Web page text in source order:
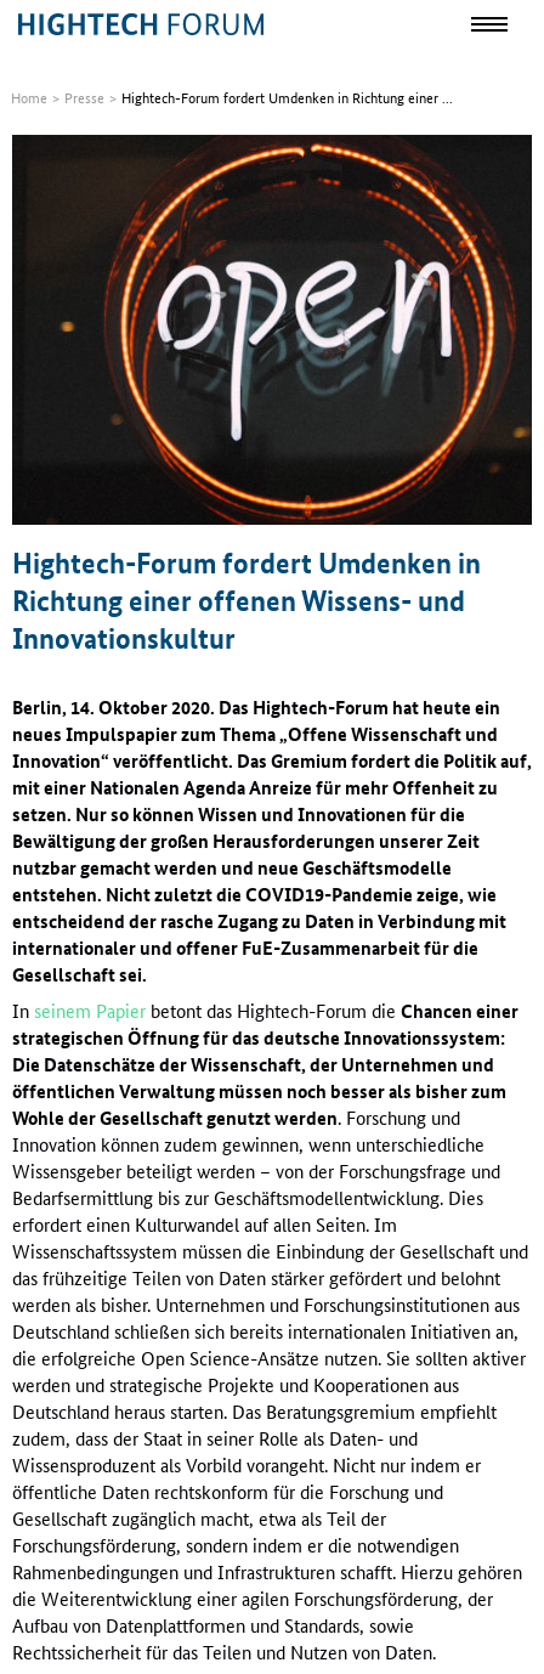
Home Presse Hightech-Forum fordert Umdenken in Richtung einer ...
Hightech-Forum fordert Umdenken in
Richtung einer offenen Wissens- und
Innovationskultur
Berlin, 14. Oktober 2020. Das Hightech-Forum hat heute ein
neues Impulspapier zum Thema „Offene Wissenschaft und
Innovation“ veröffentlicht. Das Gremium fordert die Politik auf,
mit einer Nationalen Agenda Anreize für mehr Offenheit zu
setzen. Nur so können Wissen und Innovationen für die
Bewältigung der großen Herausforderungen unserer Zeit
nutzbar gemacht werden und neue Geschäftsmodelle
entstehen. Nicht zuletzt die COVID19-Pandemie zeige, wie
entscheidend der rasche Zugang zu Daten in Verbindung mit
internationaler und offener FuE-Zusammenarbeit für die
Gesellschaft sei.
In seinem Papier betont das Hightech-Forum die Chancen einer
strategischen Öffnung für das deutsche Innovationssystem:
Die Datenschätze der Wissenschaft, der Unternehmen und
öffentlichen Verwaltung müssen noch besser als bisher zum
Wohle der Gesellschaft genutzt werden. Forschung und
Innovation können zudem gewinnen, wenn unterschiedliche
Wissensgeber beteiligt werden – von der Forschungsfrage und
Bedarfsermittlung bis zur Geschäftsmodellentwicklung. Dies
erfordert einen Kulturwandel auf allen Seiten. Im
Wissenschaftssystem müssen die Einbindung der Gesellschaft und
das frühzeitige Teilen von Daten stärker gefördert und belohnt
werden als bisher. Unternehmen und Forschungsinstitutionen aus
Deutschland schließen sich bereits internationalen Initiativen an,
die erfolgreiche Open Science-Ansätze nutzen. Sie sollten aktiver
werden und strategische Projekte und Kooperationen aus
Deutschland heraus starten. Das Beratungsgremium empfiehlt
zudem, dass der Staat in seiner Rolle als Daten- und
Wissensproduzent als Vorbild vorangeht. Nicht nur indem er
öffentliche Daten rechtskonform für die Forschung und
Gesellschaft zugänglich macht, etwa als Teil der
Forschungsförderung, sondern indem er die notwendigen
Rahmenbedingungen und Infrastrukturen schafft. Hierzu gehören
die Weiterentwicklung einer agilen Forschungsförderung, der
Aufbau von Datenplattformen und Standards, sowie
Rechtssicherheit für das Teilen und Nutzen von Daten.